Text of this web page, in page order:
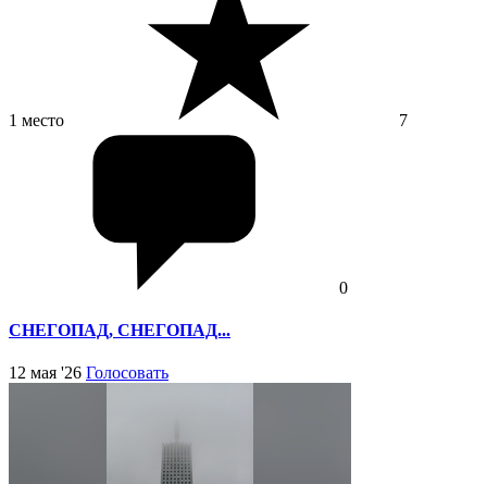
1 место 7
0
СНЕГОПАД, СНЕГОПАД...
12 мая '26 Голосовать